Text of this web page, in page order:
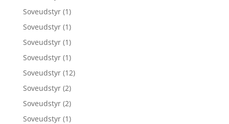
Soveudstyr (1)
Soveudstyr (1)
Soveudstyr (1)
Soveudstyr (1)
Soveudstyr (12)
Soveudstyr (2)
Soveudstyr (2)
Soveudstyr (1)